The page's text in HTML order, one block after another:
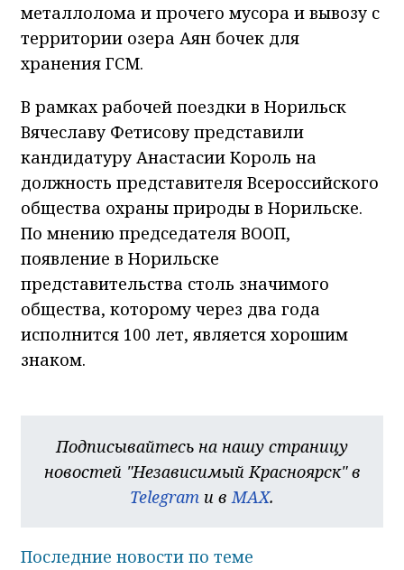
металлолома и прочего мусора и вывозу с
территории озера Аян бочек для
хранения ГСМ.
В рамках рабочей поездки в Норильск
Вячеславу Фетисову представили
кандидатуру Анастасии Король на
должность представителя Всероссийского
общества охраны природы в Норильске.
По мнению председателя ВООП,
появление в Норильске
представительства столь значимого
общества, которому через два года
исполнится 100 лет, является хорошим
знаком.
Подписывайтесь на нашу страницу
новостей "Независимый Красноярск" в
Telegram и в MAX.
Последние новости по теме